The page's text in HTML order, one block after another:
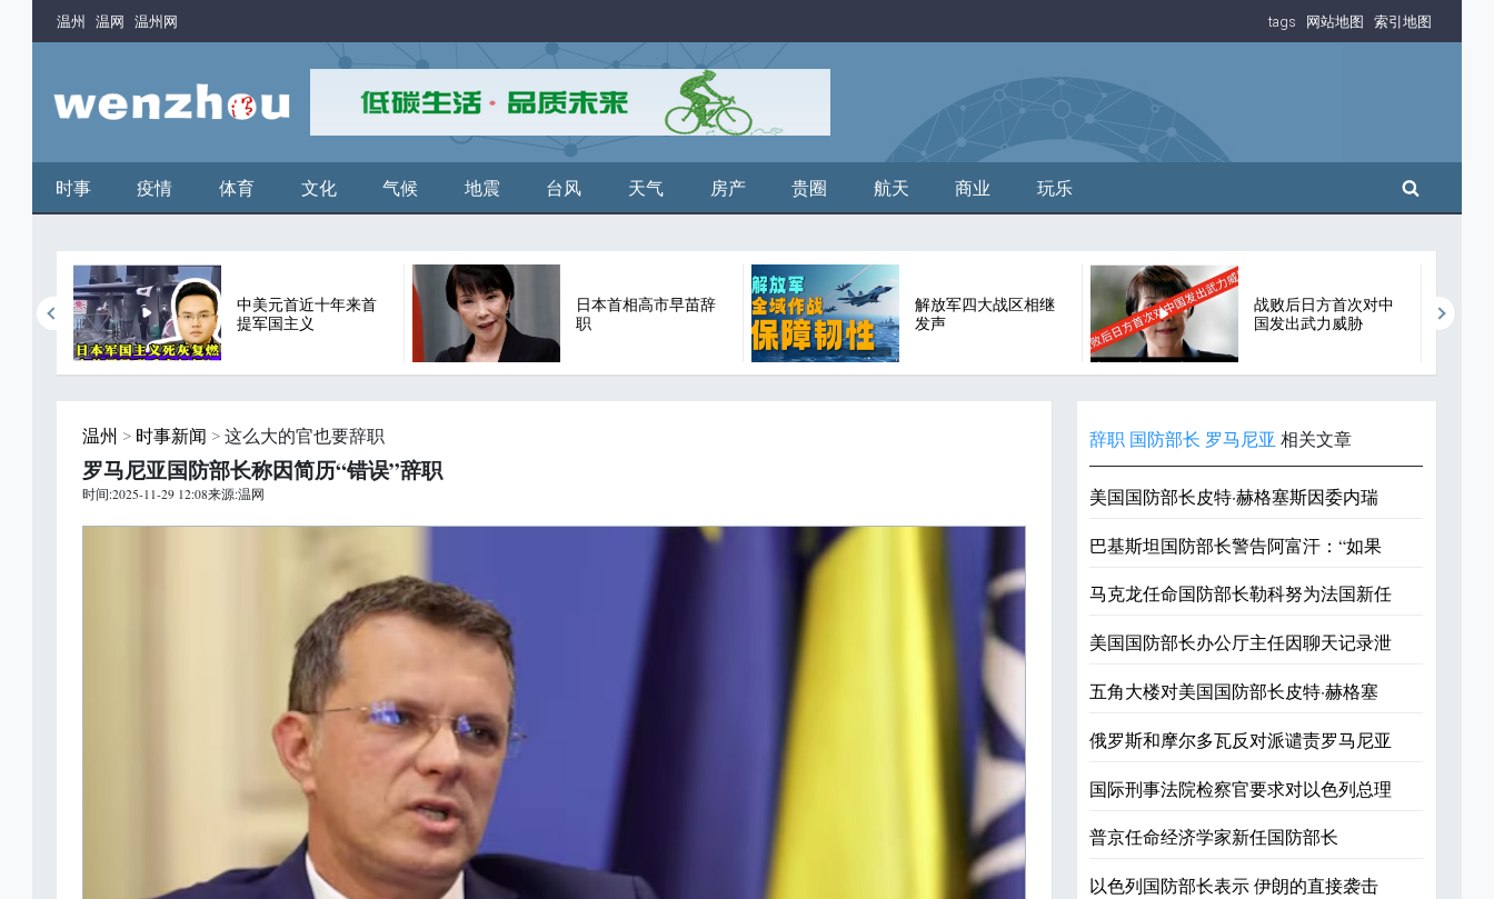
温州 温网 温州网 tags 网站地图 索引地图
时事 疫情 体育 文化 气候 地震 台风 天气 房产 贵圈 航天 商业 玩乐 搜索
中美元首近十年来首
提军国主义
日本首相高市早苗辞
职
解放军四大战区相继
发声
战败后日方首次对中
国发出武力威胁
温州 > 时事新闻 > 这么大的官也要辞职
罗马尼亚国防部长称因简历“错误”辞职
时间:2025-11-29 12:08来源:温网
辞职 国防部长 罗马尼亚 相关文章
美国国防部长皮特·赫格塞斯因委内瑞
巴基斯坦国防部长警告阿富汗：“如果
马克龙任命国防部长勒科努为法国新任
美国国防部长办公厅主任因聊天记录泄
五角大楼对美国国防部长皮特·赫格塞
俄罗斯和摩尔多瓦反对派谴责罗马尼亚
国际刑事法院检察官要求对以色列总理
普京任命经济学家新任国防部长
以色列国防部长表示 伊朗的直接袭击